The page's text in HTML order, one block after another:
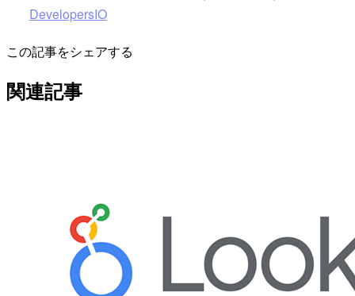
DevelopersIO
この記事をシェアする
関連記事